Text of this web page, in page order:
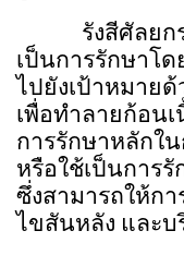
รังสีศัลยก
เป็นการรักษาโ
ไปยังเป้าหมาย
เพื่อทำลายก้อนเ
การรักษาหลักใ
หรือใช้เป็นการ
ซึ่งสามารถให้ก
ไขสันหลัง และบ